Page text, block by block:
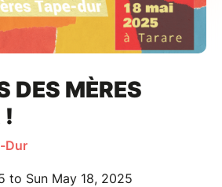
DES MÈRES
!
Dur
to Sun May 18, 2025